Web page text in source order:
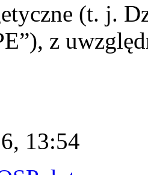
(t. j.
z
13:54